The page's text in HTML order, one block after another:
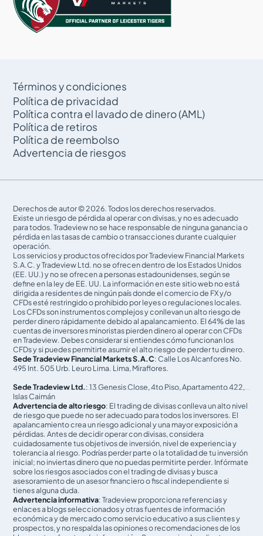
Términos y condiciones
Política de privacidad
Política contra el lavado de dinero (AML)
Política de retiros
Política de reembolso
Advertencia de riesgos
Derechos de autor © 2026. Todos los derechos reservados.
Existe un riesgo de pérdida al operar con divisas, y no es adecuado
para todos. Tradeview no se hace responsable de ninguna ganancia o
pérdida en las tasas de cambio o transacciones durante cualquier
operación.
Los servicios y productos ofrecidos por Tradeview Financial Markets
S.A.C. y Tradeview Ltd. no se ofrecen dentro de los Estados Unidos
(EE. UU.) y no se ofrecen a personas estadounidenses, según se
define en la ley de EE. UU. La información en este sitio web no está
dirigida a residentes de ningún país donde el comercio de FX y/o
CFDs esté restringido o prohibido por leyes o regulaciones locales.
Los CFDs son instrumentos complejos y conllevan un alto riesgo de
perder dinero rápidamente debido al apalancamiento. El 64% de las
cuentas de inversores minoristas pierden dinero al operar con CFDs
en Tradeview. Debes considerar si entiendes cómo funcionan los
CFDs y si puedes permitirte asumir el alto riesgo de perder tu dinero.
Sede Tradeview Financial Markets S.A.C: Calle Los Alcanfores No.
495 Int. 505 Urb. Leuro Lima. Lima, Miraflores.
Sede Tradeview Ltd.: 13 Genesis Close, 4to Piso, Apartamento 422,
Islas Caimán
Advertencia de alto riesgo: El trading de divisas conlleva un alto nivel
de riesgo que puede no ser adecuado para todos los inversores. El
apalancamiento crea un riesgo adicional y una mayor exposición a
pérdidas. Antes de decidir operar con divisas, considera
cuidadosamente tus objetivos de inversión, nivel de experiencia y
tolerancia al riesgo. Podrías perder parte o la totalidad de tu inversión
inicial; no inviertas dinero que no puedas permitirte perder. Infórmate
sobre los riesgos asociados con el trading de divisas y busca
asesoramiento de un asesor financiero o fiscal independiente si
tienes alguna duda.
Advertencia informativa: Tradeview proporciona referencias y
enlaces a blogs seleccionados y otras fuentes de información
económica y de mercado como servicio educativo a sus clientes y
prospectos, y no respalda las opiniones o recomendaciones de los